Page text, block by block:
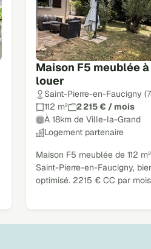
Maison F5 meublée à
louer
Saint-Pierre-en-Faucigny
112 m²
2 215 € / mois
À 18km de Ville-la-Grand
Logement partenaire
Maison F5 meublée de 112
Saint-Pierre-en-Faucigny,
optimisé. 2215 € CC par